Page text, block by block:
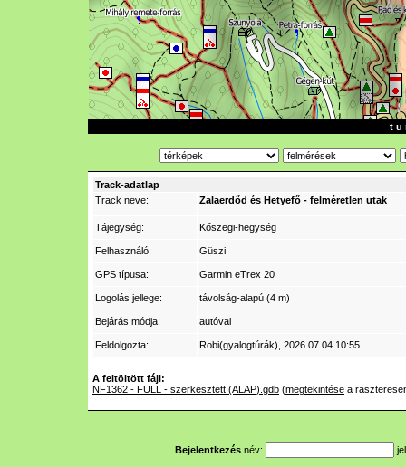
t u
Track-adatlap
Track neve:
Zalaerdőd és Hetyefő - felméretlen utak
Tájegység: Kőszegi-hegység
Felhasználó: Güszi
GPS típusa: Garmin eTrex 20
Logolás jellege: távolság-alapú (4 m)
Bejárás módja: autóval
Feldolgozta: Robi(gyalogtúrák) , 2026.07.04 10:55
A feltöltött fájl:
NF1362 - FULL - szerkesztett (ALAP).gdb (megtekintése a
Bejelentkezés név: